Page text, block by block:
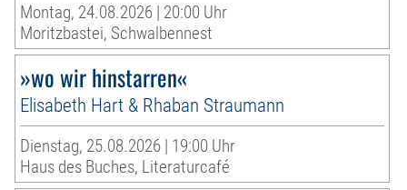
Montag, 24.08.2026 | 20:00 Uhr
Moritzbastei, Schwalbennest
»wo wir hinstarren«
Elisabeth Hart & Rhaban Straumann
Dienstag, 25.08.2026 | 19:00 Uhr
Haus des Buches, Literaturcafé